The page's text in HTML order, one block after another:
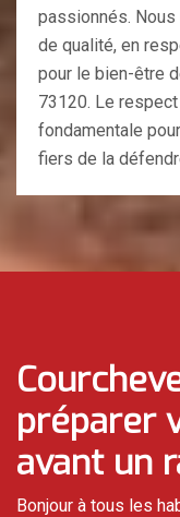
passionnés.
de qualité, en
pour le bien-être
73120. Le
fondamentale
fiers de la
préparer
avant un
Bonjour à tous les